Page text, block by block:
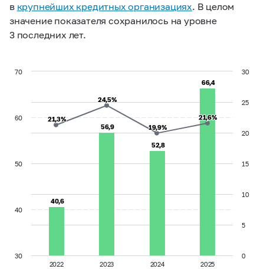
в крупнейших кредитных организациях. В целом
значение показателя сохранилось на уровне
3 последних лет.
40,6
40,6
56,9
56,9
52,8
52,8
66,4
66,4
21,3%
21,3%
24,5%
24,5%
19,9%
19,9%
21,6%
21,6%
2022 2023 2024 2025
30
40
50
60
70
0
5
10
15
20
25
30